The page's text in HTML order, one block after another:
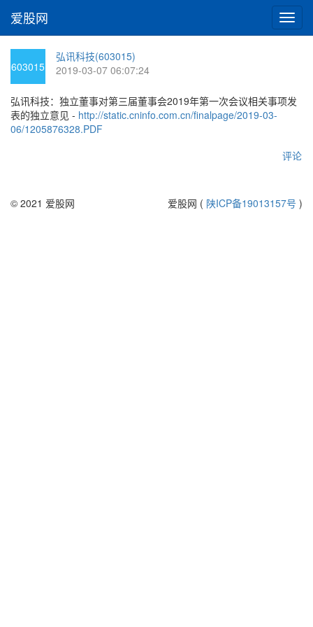
切
换
爱股网
603015
弘讯科技(603015)
2019-03-07 06:07:24
弘讯科技：独立董事对第三届董事会2019年第一次会议相关事项发
表的独立意见 - http://static.cninfo.com.cn/finalpage/2019-03-
06/1205876328.PDF
评论
© 2021 爱股网 爱股网 ( 陕ICP备19013157号 )